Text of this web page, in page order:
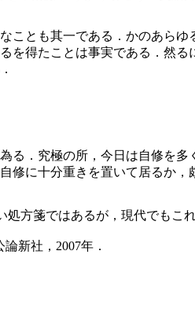
とも其一である．かのあら
を得たことは事実である．然
．究極の所，今日は自修を
に十分重きを置いて居るか
方箋ではあるが，現代でもこ
新社，2007年．